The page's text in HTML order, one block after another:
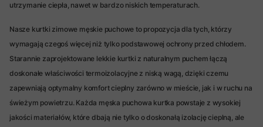
utrzymanie ciepła, nawet w bardzo niskich temperaturach.
Nasze kurtki zimowe męskie puchowe to propozycja dla tych, którzy
wymagają czegoś więcej niż tylko podstawowej ochrony przed chłodem.
Starannie zaprojektowane lekkie kurtki z naturalnym puchem łączą
doskonałe właściwości termoizolacyjne z niską wagą, dzięki czemu
zapewniają optymalny komfort cieplny zarówno w mieście, jak i w ruchu na
świeżym powietrzu. Każda męska puchowa kurtka powstaje z wysokiej
jakości materiałów, które dbają nie tylko o doskonałą izolację cieplną, ale